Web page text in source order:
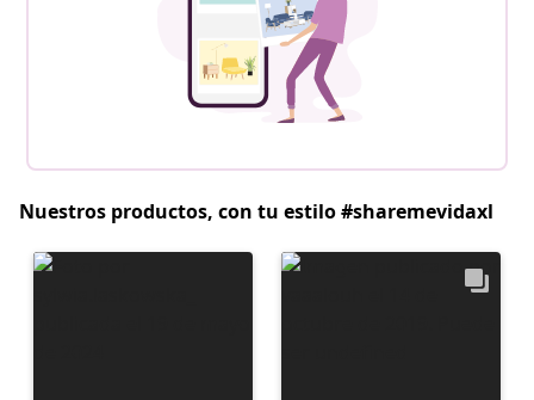
Nuestros productos, con tu estilo #sharemevidaxl